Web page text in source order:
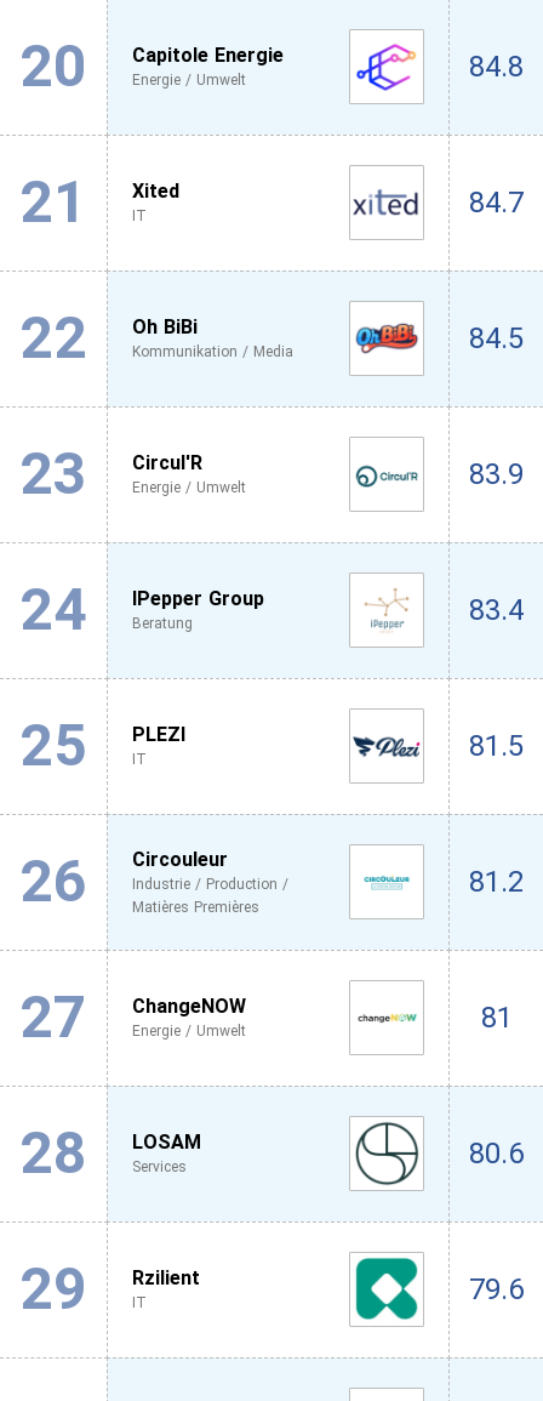
20 Capitole Energie
Energie / Umwelt 84.8
21 Xited
IT 84.7
22 Oh BiBi
Kommunikation / Media 84.5
23 Circul'R
Energie / Umwelt 83.9
24 IPepper Group
Beratung 83.4
25 PLEZI
IT 81.5
26 Circouleur
Industrie / Production /
Matières Premières
81.2
27 ChangeNOW
Energie / Umwelt 81
28 LOSAM
Services 80.6
29 Rzilient
IT 79.6